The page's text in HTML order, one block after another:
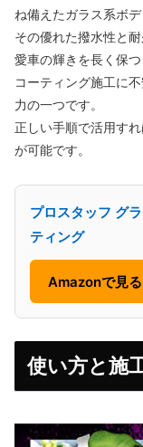
ね備えたガラス系ボ
その優れた撥水性と
愛車の輝きを長く保つ
コーティング施工に
力の一つです。
正しい手順で活用す
が可能です。
プロスタッフ グ
ティング
Amazonで見る
使い方と施